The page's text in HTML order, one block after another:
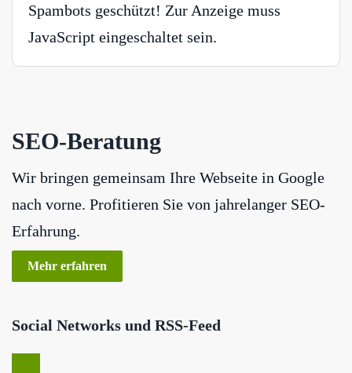
Spambots geschützt! Zur Anzeige muss
JavaScript eingeschaltet sein.
SEO-Beratung
Wir bringen gemeinsam Ihre Webseite in Google
nach vorne. Profitieren Sie von jahrelanger SEO-
Erfahrung.
Mehr erfahren
Social Networks und RSS-Feed